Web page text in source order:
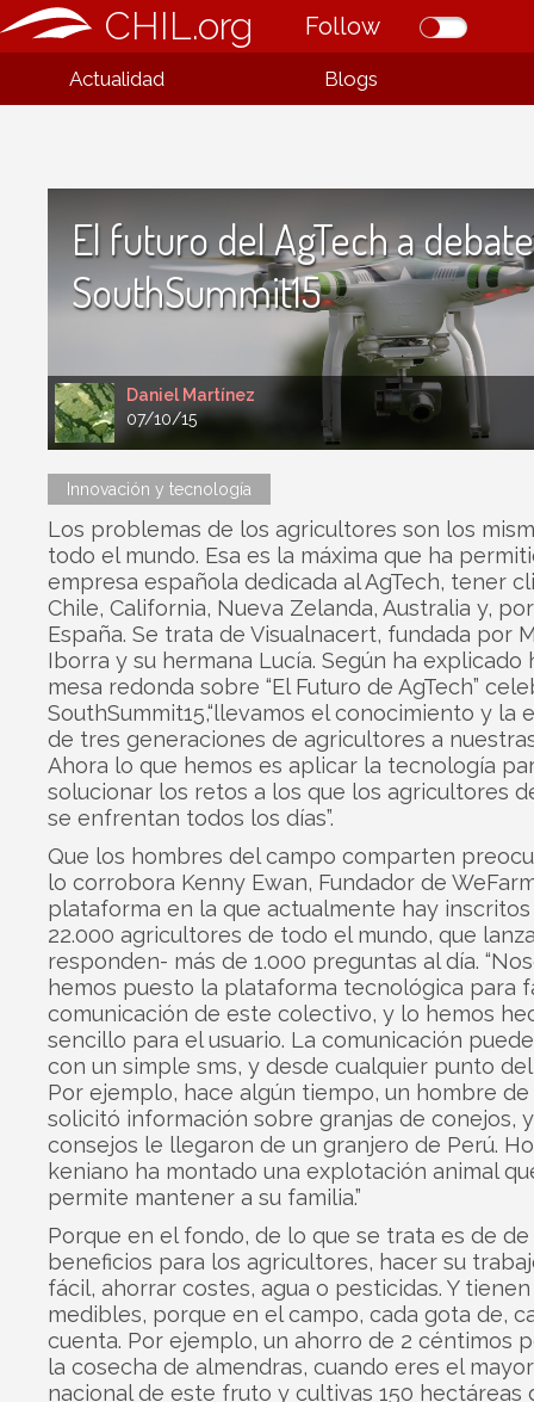
CHIL.org Follow
Actualidad Blogs
Daniel Martínez
07/10/15
El futuro del AgTech a
SouthSummit15
Innovación y tecnología
Los problemas de los agricultores son los
todo el mundo. Esa es la máxima que ha
empresa española dedicada al AgTech, tener
Chile, California, Nueva Zelanda, Australia y,
España. Se trata de Visualnacert, fundada por
Iborra y su hermana Lucía. Según ha explicado
mesa redonda sobre “El Futuro de AgTech”
SouthSummit15,“llevamos el conocimiento y la
de tres generaciones de agricultores a
Ahora lo que hemos es aplicar la tecnología
solucionar los retos a los que los agricultores
se enfrentan todos los días”.
Que los hombres del campo comparten
lo corrobora Kenny Ewan, Fundador de
plataforma en la que actualmente hay inscritos
22.000 agricultores de todo el mundo, que
responden- más de 1.000 preguntas al día.
hemos puesto la plataforma tecnológica para
comunicación de este colectivo, y lo hemos
sencillo para el usuario. La comunicación
con un simple sms, y desde cualquier punto
Por ejemplo, hace algún tiempo, un hombre de
solicitó información sobre granjas de conejos,
consejos le llegaron de un granjero de Perú.
keniano ha montado una explotación animal
permite mantener a su familia.”
Porque en el fondo, de lo que se trata es de
beneficios para los agricultores, hacer su
fácil, ahorrar costes, agua o pesticidas. Y
medibles, porque en el campo, cada gota de,
cuenta. Por ejemplo, un ahorro de 2 céntimos
la cosecha de almendras, cuando eres el
nacional de este fruto y cultivas 150 hectáreas